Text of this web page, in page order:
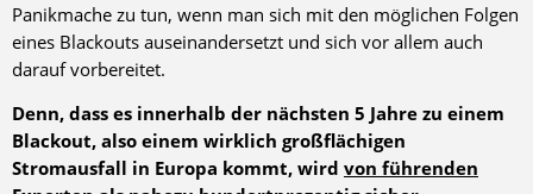
Panikmache zu tun, wenn man sich mit den möglichen Folgen
eines Blackouts auseinandersetzt und sich vor allem auch
darauf vorbereitet.
Denn, dass es innerhalb der nächsten 5 Jahre zu einem
Blackout, also einem wirklich großflächigen
Stromausfall in Europa kommt, wird von führenden